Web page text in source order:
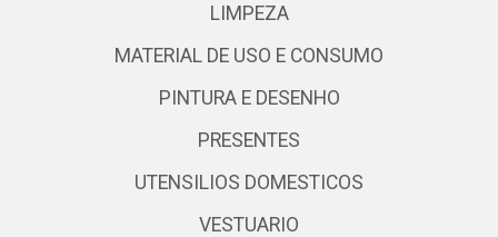
LIMPEZA
MATERIAL DE USO E CONSUMO
PINTURA E DESENHO
PRESENTES
UTENSILIOS DOMESTICOS
VESTUARIO